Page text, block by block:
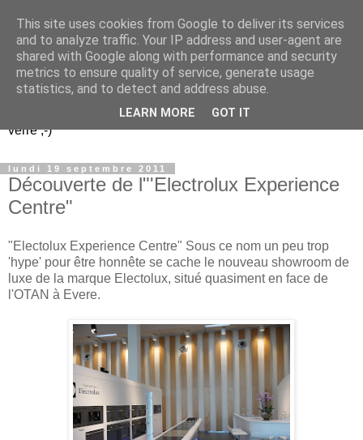
Un peu gay dans les
coings...
Découvrir le monde. Assiette après assiette. Verre après
verre ;-)
lundi 19 septembre 2011
Découverte de l"'Electrolux Experience
Centre"
"Electolux Experience Centre" Sous ce nom un peu trop
'hype' pour être honnête se cache le nouveau showroom de
luxe de la marque Electolux, situé quasiment en face de
l'OTAN à Evere.
This site uses cookies from Google to deliver its services
and to analyze traffic. Your IP address and user-agent are
shared with Google along with performance and security
metrics to ensure quality of service, generate usage
statistics, and to detect and address abuse.
LEARN MORE GOT IT